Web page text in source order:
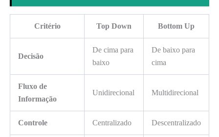
Critério Top Down Bottom Up
Decisão
De cima para
baixo
De baixo para
cima
Fluxo de
Informação
Unidirecional Multidirecional
Controle Centralizado Descentralizado